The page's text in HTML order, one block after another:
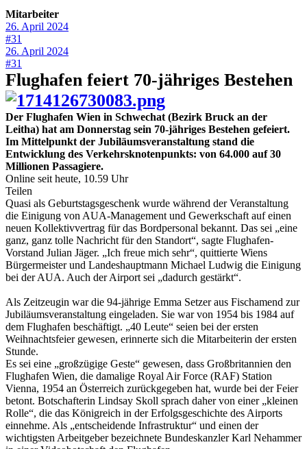
Mitarbeiter
26. April 2024
#31
26. April 2024
#31
Flughafen feiert 70-jähriges Bestehen
Der Flughafen Wien in Schwechat (Bezirk Bruck an der
Leitha) hat am Donnerstag sein 70-jähriges Bestehen gefeiert.
Im Mittelpunkt der Jubiläumsveranstaltung stand die
Entwicklung des Verkehrsknotenpunkts: von 64.000 auf 30
Millionen Passagiere.
Online seit heute, 10.59 Uhr
Teilen
Quasi als Geburtstagsgeschenk wurde während der Veranstaltung
die Einigung von AUA-Management und Gewerkschaft auf einen
neuen Kollektivvertrag für das Bordpersonal bekannt. Das sei „eine
ganz, ganz tolle Nachricht für den Standort“, sagte Flughafen-
Vorstand Julian Jäger. „Ich freue mich sehr“, quittierte Wiens
Bürgermeister und Landeshauptmann Michael Ludwig die Einigung
bei der AUA. Auch der Airport sei „dadurch gestärkt“.
Als Zeitzeugin war die 94-jährige Emma Setzer aus Fischamend zur
Jubiläumsveranstaltung eingeladen. Sie war von 1954 bis 1984 auf
dem Flughafen beschäftigt. „40 Leute“ seien bei der ersten
Weihnachtsfeier gewesen, erinnerte sich die Mitarbeiterin der ersten
Stunde.
Es sei eine „großzügige Geste“ gewesen, dass Großbritannien den
Flughafen Wien, die damalige Royal Air Force (RAF) Station
Vienna, 1954 an Österreich zurückgegeben hat, wurde bei der Feier
betont. Botschafterin Lindsay Skoll sprach daher von einer „kleinen
Rolle“, die das Königreich in der Erfolgsgeschichte des Airports
einnehme. Als „entscheidende Infrastruktur“ und einen der
wichtigsten Arbeitgeber bezeichnete Bundeskanzler Karl Nehammer